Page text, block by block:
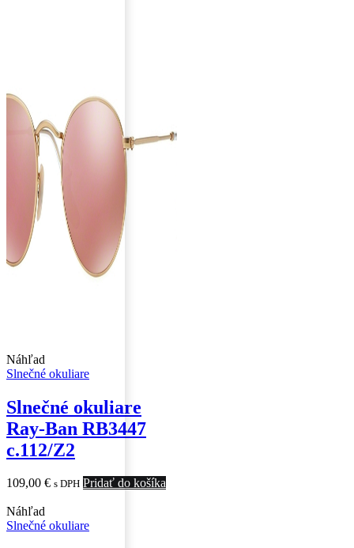
Náhľad
Slnečné okuliare
Slnečné okuliare
Ray-Ban RB3447
c.112/Z2
109,00 € s DPH Pridať do košíka
Náhľad
Slnečné okuliare